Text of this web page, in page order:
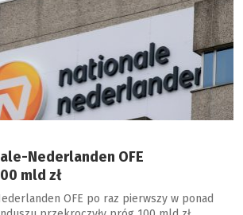
Nederlanden OFE
mld zł
OFE po raz pierwszy w ponad